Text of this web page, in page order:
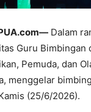
Dalam
Guru Bimbingan
Pemuda, dan
menggelar
(25/6/2026).